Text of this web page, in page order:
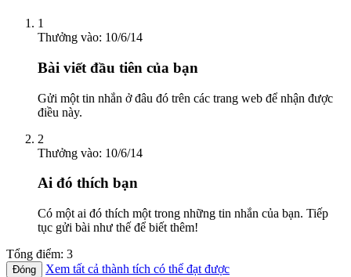
1
Thưởng vào: 10/6/14
Bài viết đầu tiên của bạn
Gửi một tin nhắn ở đâu đó trên các trang web để nhận được
điều này.
2
Thưởng vào: 10/6/14
Ai đó thích bạn
Có một ai đó thích một trong những tin nhắn của bạn. Tiếp
tục gửi bài như thế để biết thêm!
Tổng điểm: 3
Xem tất cả thành tích có thể đạt được